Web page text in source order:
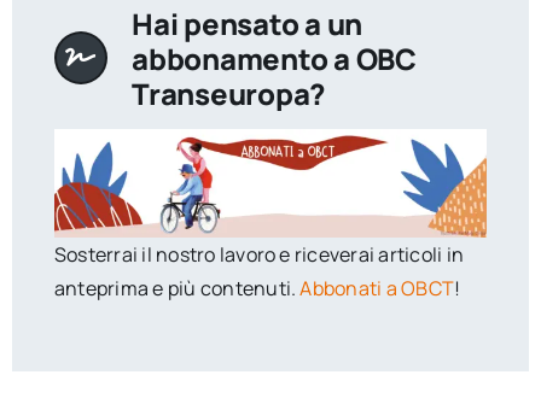
Hai pensato a un
abbonamento a OBC
Transeuropa?
Sosterrai il nostro lavoro e riceverai articoli in
anteprima e più contenuti.Abbonati a OBCT!